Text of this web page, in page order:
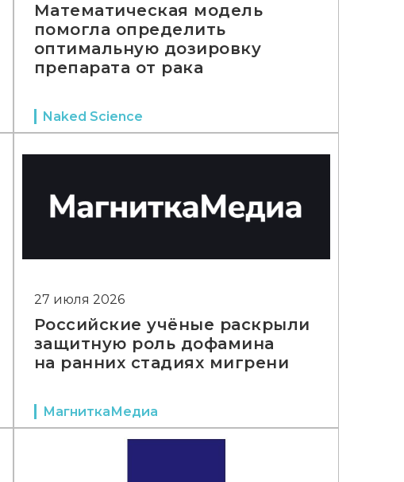
Математическая модель
помогла определить
оптимальную дозировку
препарата от рака
Naked Science
27 июля 2026
Российские учёные раскрыли
защитную роль дофамина
на ранних стадиях мигрени
МагниткаМедиа